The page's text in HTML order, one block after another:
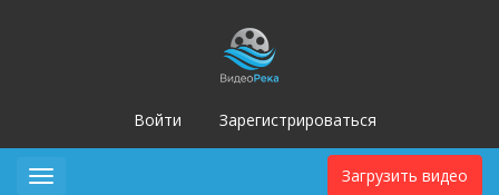
Войти Зарегистрироваться
Загрузить видео
Toggle